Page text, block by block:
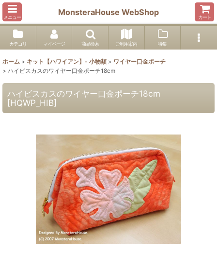
メニュー
MonsteraHouse WebShop
カート
カテゴリ マイページ 商品検索 ご利用案内 特集
ホーム > キット【ハワイアン】- 小物類 > ワイヤー口金ポーチ
> ハイビスカスのワイヤー口金ポーチ18cm
ハイビスカスのワイヤー口金ポーチ18cm
[HQWP_HIB]